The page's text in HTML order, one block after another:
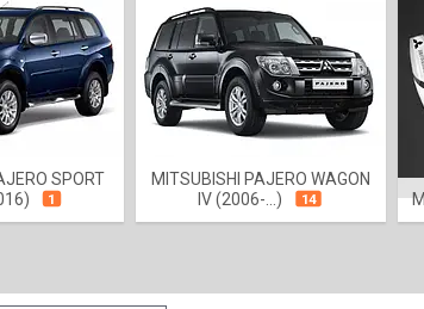
SPORT
1
MITSUBISHI PAJERO WAGON
IV (2006-...)
14